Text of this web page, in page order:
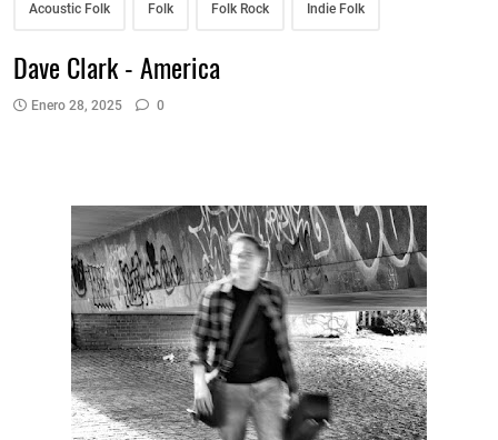
Acoustic Folk Folk Folk Rock Indie Folk
Dave Clark - America
Enero 28, 2025 0